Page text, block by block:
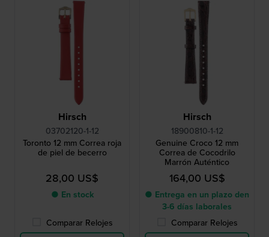
Hirsch
03702120-1-12
Toronto 12 mm Correa roja
de piel de becerro
28,00 US$
● En stock
Comparar Relojes
Hirsch
18900810-1-12
Genuine Croco 12 mm
Correa de Cocodrilo
Marrón Auténtico
164,00 US$
● Entrega en un plazo den
3-6 días laborales
Comparar Relojes